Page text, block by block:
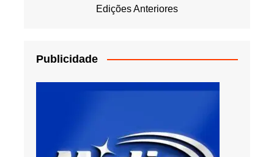
Edições Anteriores
Publicidade